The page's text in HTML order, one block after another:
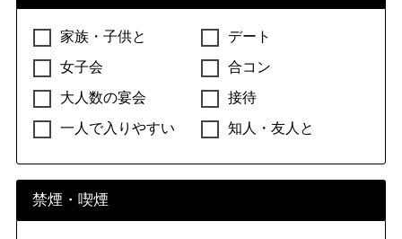
家族・子供と
デート
女子会
合コン
大人数の宴会
接待
一人で入りやすい
知人・友人と
禁煙・喫煙